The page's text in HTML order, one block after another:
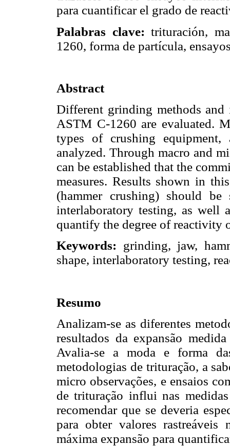
para cuantificar el grado de
Palabras clave: trituración,
1260, forma de partícula,
Abstract
Different grinding methods and
ASTM C-1260 are evaluated.
types of crushing
analyzed. Through macro and
can be established that the
measures. Results shown in
(hammer crushing) should
interlaboratory testing, as well
quantify the degree of reactivity
Keywords: grinding, jaw,
shape, interlaboratory testing,
Resumo
Analizam-se as diferentes
resultados da expansão
Avalia-se a moda e forma
metodologias de trituração, a
micro observações, e ensaios
de trituração influi nas
recomendar que se deveria
para obter valores rastreáveis
máxima expansão para